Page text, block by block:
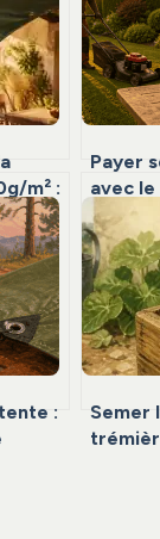
m² :
Payer
avec le
% de
:
Semer